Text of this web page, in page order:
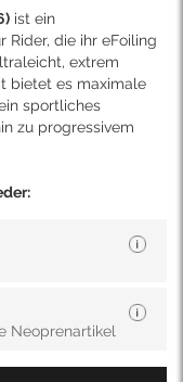
ist ein
Rider, die ihr eFoiling
extrem
bietet es maximale
sportliches
zu progressivem
Neoprenartikel